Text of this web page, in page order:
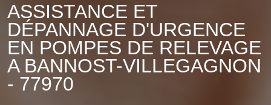
ASSISTANCE ET
DÉPANNAGE D'URGENCE
EN POMPES DE RELEVAGE
A BANNOST-VILLEGAGNON
- 77970